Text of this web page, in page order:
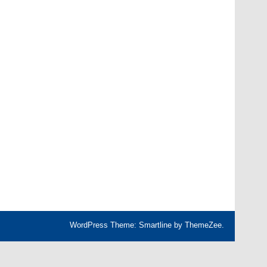
WordPress Theme: Smartline by ThemeZee.